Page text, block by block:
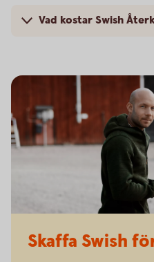
Vad kostar Swish
Skaffa Swish